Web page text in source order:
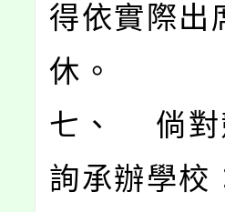
得依實際出
休。
七、 倘對
詢承辦學校